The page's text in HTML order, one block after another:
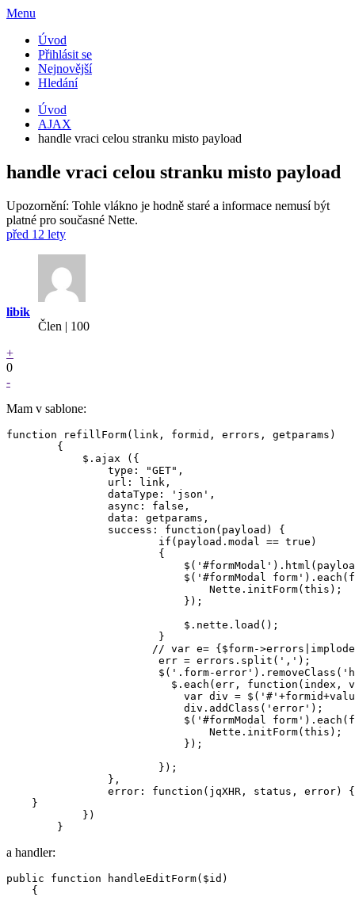
Menu
Úvod
Přihlásit se
Nejnovější
Hledání
Úvod
AJAX
handle vraci celou stranku misto payload
handle vraci celou stranku misto payload
Upozornění: Tohle vlákno je hodně staré a informace nemusí být
platné pro současné Nette.
před 12 lety
libik
Člen | 100
+
0
-
Mam v sablone:
function refillForm(link, formid, errors, getparams)
        {
            $.ajax ({
                type: "GET",
                url: link,
                dataType: 'json',
                async: false,
                data: getparams,
                success: function(payload) {
                        if(payload.modal == true)
                        {
$('#formModal
                                Nette.initForm(this);
                            });
                            $.nette.load();
                        }
// var e= {$form-
                        err = errors.split(',');
$('.form-
$.each(err, function(index,
var div =
                            div.addClass('error');
$('#formModal
                                Nette.initForm(this);
                            });
                        });
                },
                error: function(jqXHR, status, error) {
    }
            })
a handler:
public function handleEditForm($id)
    {